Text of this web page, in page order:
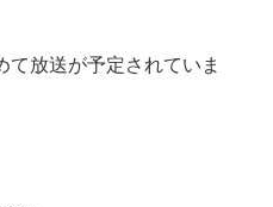
放送が予定されていま